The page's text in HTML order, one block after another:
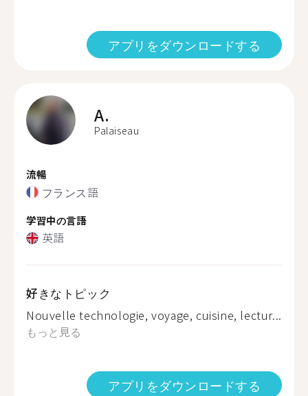
アプリをダウンロードする
A.
Palaiseau
流暢
フランス語
学習中の言語
英語
好きなトピック
Nouvelle technologie, voyage, cuisine, lectur...
もっと見る
アプリをダウンロードする